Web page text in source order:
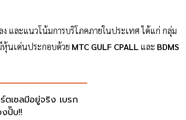
และแนวโน้มการบริโภคภายในประเทศ ได้แก่ กลุ่ม
นเด่นประกอบด้วย MTC GULF CPALL และ BDMS
ตเซลมีอยู่จริง เบรก
ปั๊บ!!